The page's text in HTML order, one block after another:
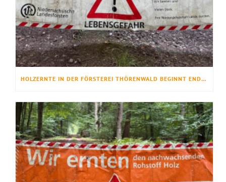
HOLZERNTE IN DER FÖRSTEREI THÖRENWALD BEGINNT ENDE JULI